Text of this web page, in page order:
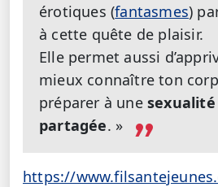
érotiques (fantasmes)
à cette quête de plaisir.
Elle permet aussi
mieux connaître ton
préparer à une sexualité
partagée. »
https://